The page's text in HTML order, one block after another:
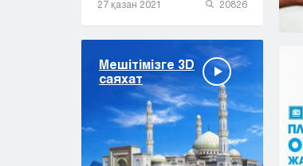
27 қазан 2021 20826
Мешітімізге 3D
саяхат